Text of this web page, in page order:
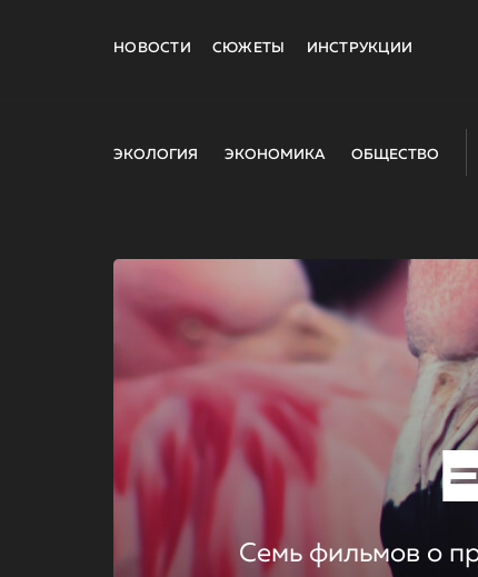
НОВОСТИ СЮЖЕТЫ ИНСТРУКЦИИ
ЭКОЛОГИЯ ЭКОНОМИКА ОБЩЕСТВО
Семь фильмов о